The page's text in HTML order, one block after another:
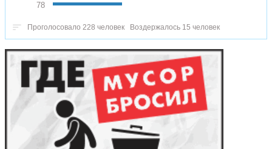
78
Проголосовало 228 человек Воздержалось 15 человек